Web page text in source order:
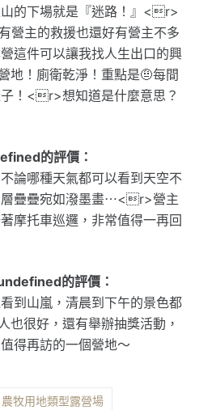
的下場就是『迷路！』<r>
主的救援也還好有營主不多
這件可以讓我找人生出口的興
！廁衛乾淨！重點是🤨每間
！<r>想知道是什麼意思？
的評價：
論哪種天氣都可以看到天空不
層疊疊宛如潑墨畫⋯<r>營主
摩托車巡邏，非常值得一再回
的評價：
到山嵐，清晨到下午的景色都
很好，還有舉辦抽獎活動，
得再訪的一個營地～
牧用地類型露營場